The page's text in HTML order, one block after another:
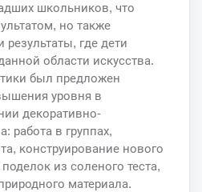
школьников, что
но также
где дети
области искусства.
был предложен
уровня в
декоративно-
работа в группах,
конструирование нового
из соленого теста,
материала.